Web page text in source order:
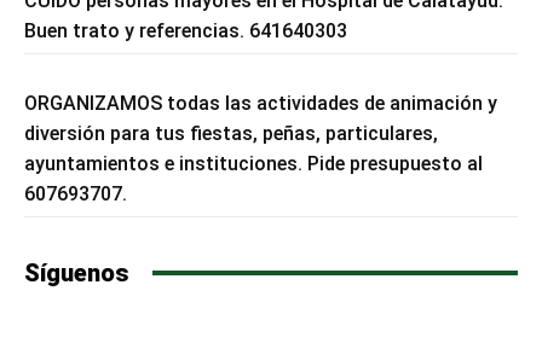
Buen trato y referencias. 641640303
ORGANIZAMOS todas las actividades de animación y
diversión para tus fiestas, peñas, particulares,
ayuntamientos e instituciones. Pide presupuesto al
607693707.
Síguenos